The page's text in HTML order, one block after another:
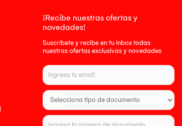
¡Recibe nuestras ofertas y
novedades!
Suscríbete y recibe en tu inbox todas
nuestras ofertas exclusivas y novedades